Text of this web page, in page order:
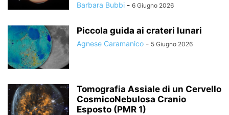
Barbara Bubbi - 6 Giugno 2026
Piccola guida ai crateri lunari
Agnese Caramanico - 5 Giugno 2026
Tomografia Assiale di un Cervello
CosmicoNebulosa Cranio
Esposto (PMR 1)